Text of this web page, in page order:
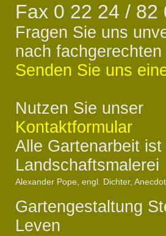
Fax 0 22 24 / 82
Fragen Sie uns
nach fachgerechten
Senden Sie uns
Nutzen Sie unser
Kontaktformular
Alle Gartenarbeit ist
Landschaftsmalerei
Alexander Pope, engl. Dichter,
Gartengestaltung
Leven